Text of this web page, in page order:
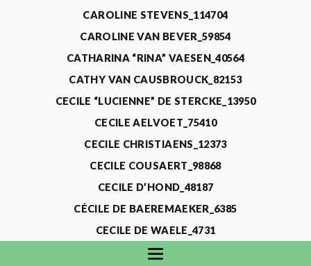
CAROLINE STEVENS_114704
CAROLINE VAN BEVER_59854
CATHARINA “RINA” VAESEN_40564
CATHY VAN CAUSBROUCK_82153
CECILE “LUCIENNE” DE STERCKE_13950
CECILE AELVOET_75410
CECILE CHRISTIAENS_12373
CECILE COUSAERT_98868
CECILE D’HOND_48187
CÉCILE DE BAEREMAEKER_6385
CECILE DE WAELE_4731
CECILE DEVOS_115318